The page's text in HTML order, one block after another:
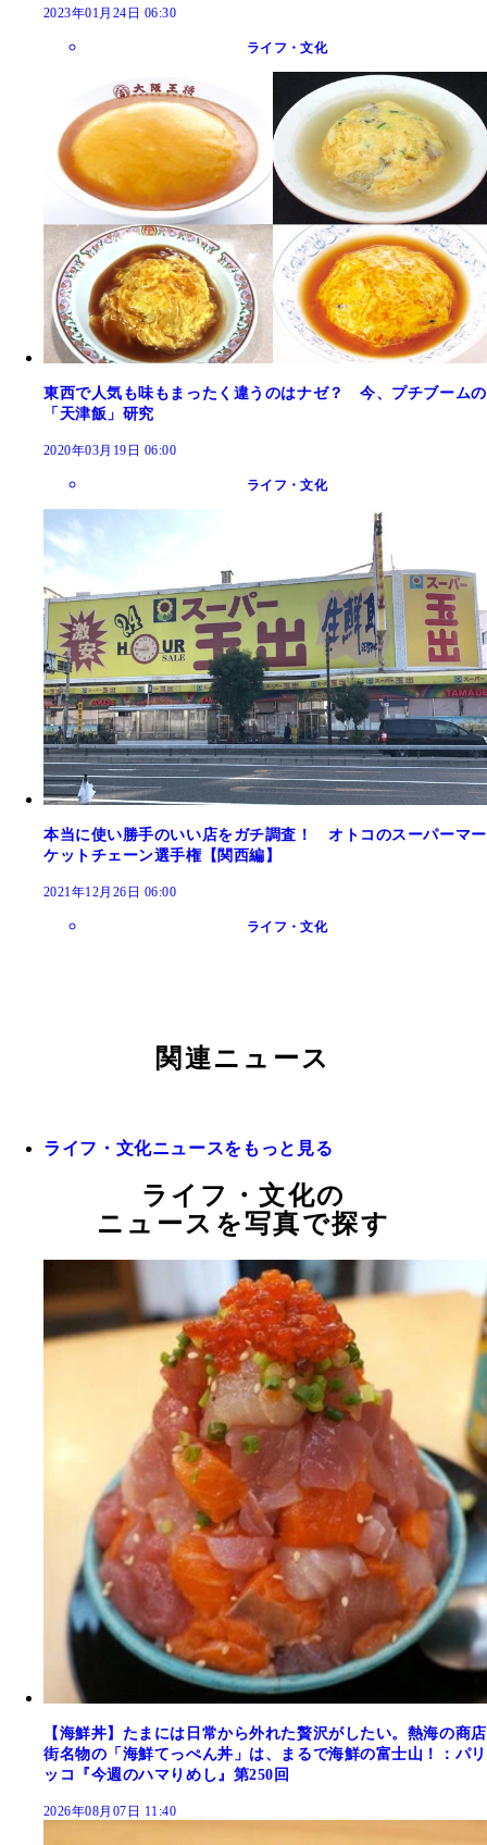
2023年01月24日 06:30
ライフ・文化
東西で人気も味もまったく違うのはナゼ？ 今、プチブームの
「天津飯」研究
2020年03月19日 06:00
ライフ・文化
本当に使い勝手のいい店をガチ調査！ オトコのスーパーマー
ケットチェーン選手権【関西編】
2021年12月26日 06:00
ライフ・文化
関連ニュース
ライフ・文化ニュースをもっと見る
ライフ・文化の
ニュースを写真で探す
【海鮮丼】たまには日常から外れた贅沢がしたい。熱海の商店
街名物の「海鮮てっぺん丼」は、まるで海鮮の富士山！：パリ
ッコ『今週のハマりめし』第250回
2026年08月07日 11:40